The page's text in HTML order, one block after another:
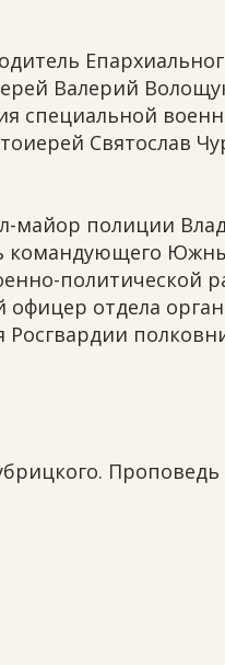
Валерий
специальной
Святослав
майор полиции
командующего
политической
отдела
Росгвардии